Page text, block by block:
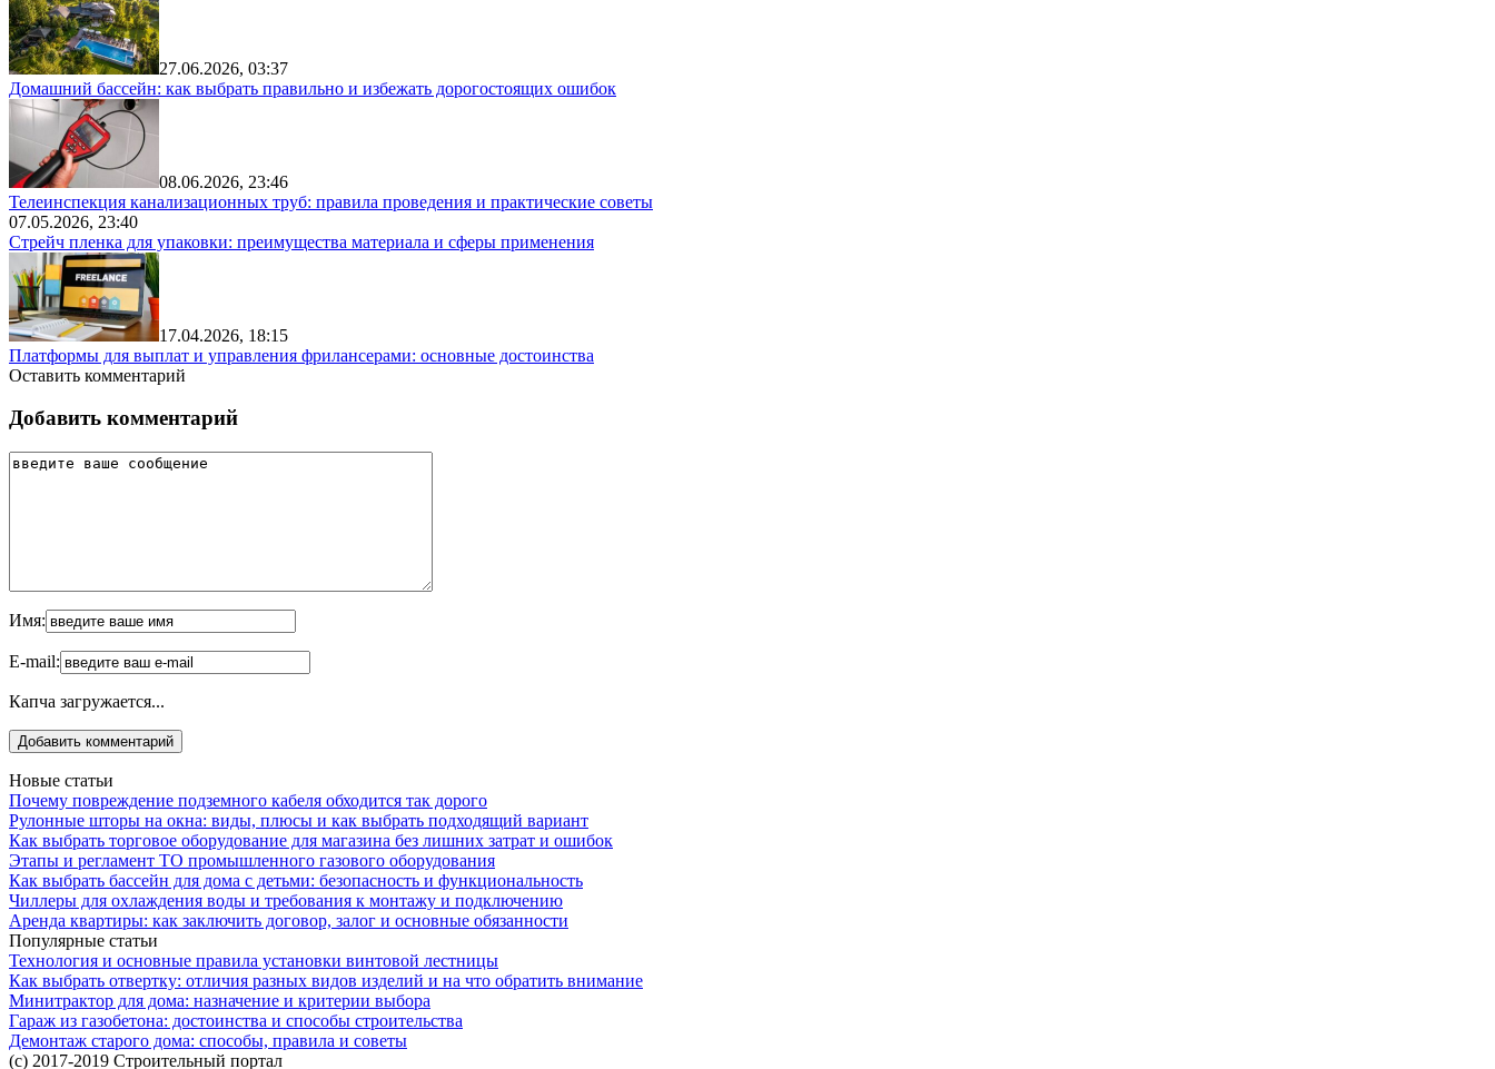
27.06.2026, 03:37
Домашний бассейн: как выбрать правильно и избежать дорогостоящих ошибок
08.06.2026, 23:46
Телеинспекция канализационных труб: правила проведения и практические советы
07.05.2026, 23:40
Стрейч пленка для упаковки: преимущества материала и сферы применения
17.04.2026, 18:15
Платформы для выплат и управления фрилансерами: основные достоинства
Оставить комментарий
Добавить комментарий
Имя:
E-mail:
Капча загружается...
Новые статьи
Почему повреждение подземного кабеля обходится так дорого
Рулонные шторы на окна: виды, плюсы и как выбрать подходящий вариант
Как выбрать торговое оборудование для магазина без лишних затрат и ошибок
Этапы и регламент ТО промышленного газового оборудования
Как выбрать бассейн для дома с детьми: безопасность и функциональность
Чиллеры для охлаждения воды и требования к монтажу и подключению
Аренда квартиры: как заключить договор, залог и основные обязанности
Популярные статьи
Технология и основные правила установки винтовой лестницы
Как выбрать отвертку: отличия разных видов изделий и на что обратить внимание
Минитрактор для дома: назначение и критерии выбора
Гараж из газобетона: достоинства и способы строительства
Демонтаж старого дома: способы, правила и советы
(c) 2017-2019 Строительный портал